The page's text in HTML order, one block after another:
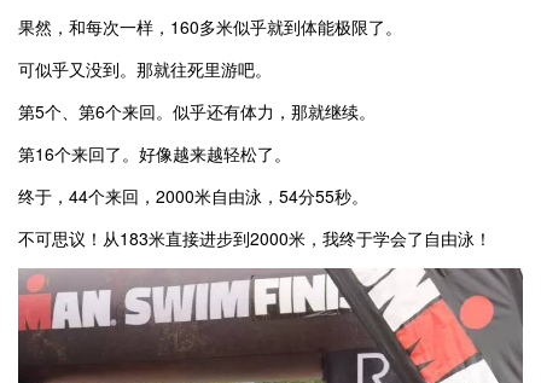
果然，和每次一样，160多米似乎就到体能极限了。
可似乎又没到。那就往死里游吧。
第5个、第6个来回。似乎还有体力，那就继续。
第16个来回了。好像越来越轻松了。
终于，44个来回，2000米自由泳，54分55秒。
不可思议！从183米直接进步到2000米，我终于学会了自由泳！